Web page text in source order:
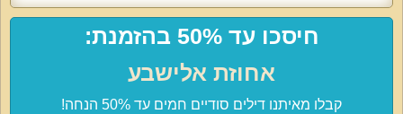
חיסכו עד 50% בהזמנת:
אחוזת אלישבע
קבלו מאיתנו דילים סודיים חמים עד 50% הנחה!